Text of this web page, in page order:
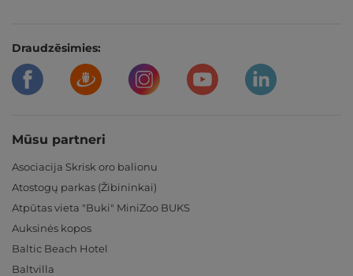
Draudzēsimies:
Mūsu partneri
Asociacija Skrisk oro balionu
Atostogų parkas (Žibininkai)
Atpūtas vieta "Buki" MiniZoo BUKS
Auksinės kopos
Baltic Beach Hotel
Baltvilla